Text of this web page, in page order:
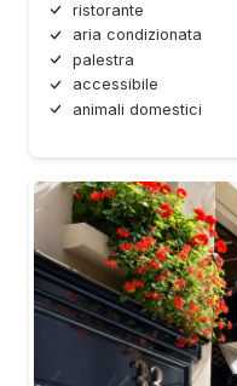
ristorante
aria condizionata
palestra
accessibile
animali domestici